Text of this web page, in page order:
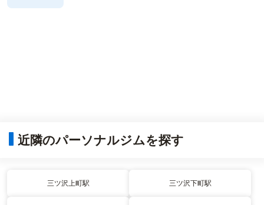
近隣のパーソナルジムを探す
三ツ沢上町駅 三ツ沢下町駅